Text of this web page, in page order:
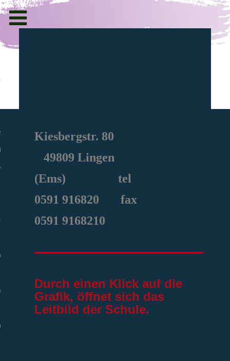
und Informationen
Sozialarbeit
Toggle
navigation
Kiesbergstr. 80
49809 Lingen
(Ems) tel
0591916820 fax
0591 9168210
Durch einen Klick auf die
Grafik, öffnet sich das
Leitbild der Schule.